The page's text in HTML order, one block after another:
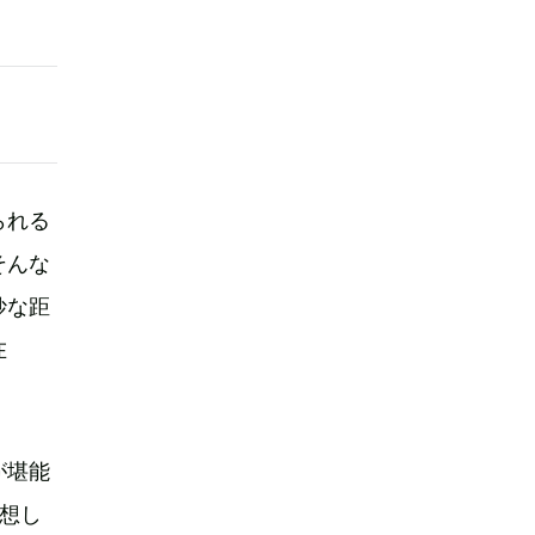
れる
んな
な距
堪能
し